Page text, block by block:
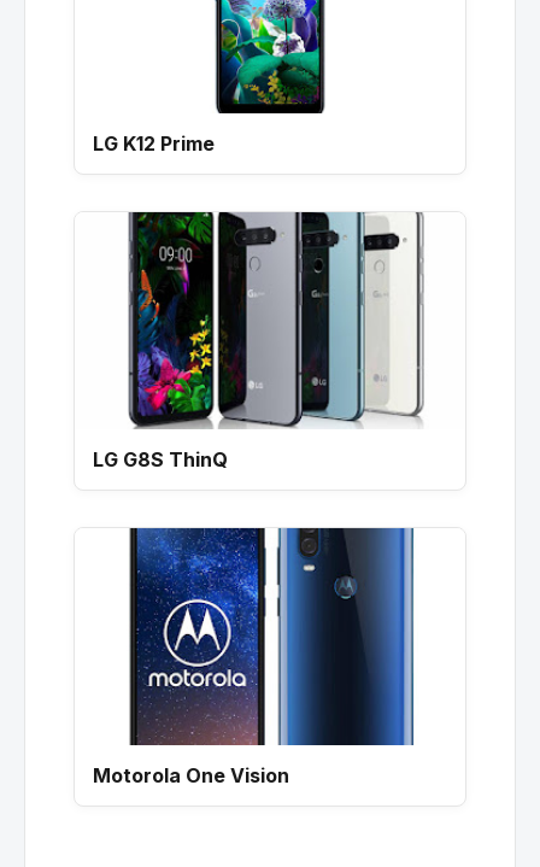
LG K12 Prime
LG G8S ThinQ
Motorola One Vision